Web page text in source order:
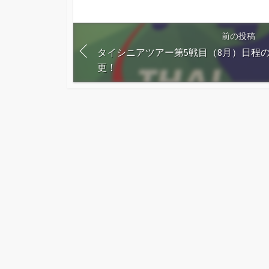
前の投稿
タイシニアツアー第5戦目（8月）日程
更！